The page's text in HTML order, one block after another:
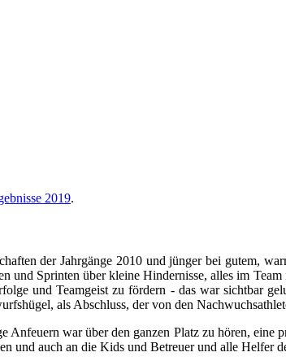
2019.
der Jahrgänge 2010 und jünger bei gutem,
und Sprinten über kleine Hindernisse, alles im
und Teamgeist zu fördern - das war sichtbar
als Abschluss, der von den
war über den ganzen Platz zu hören, eine
und auch an die Kids und Betreuer und alle Helfer